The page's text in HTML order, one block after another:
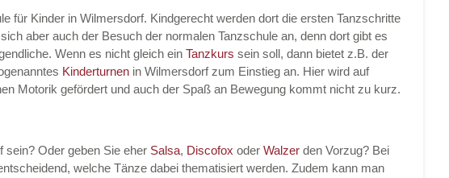
für Kinder in Wilmersdorf. Kindgerecht werden dort die ersten Tanzschritte
aber auch der Besuch der normalen Tanzschule an, denn dort gibt es
Wenn es nicht gleich ein Tanzkurs sein soll, dann bietet z.B. der
Kinderturnen in Wilmersdorf zum Einstieg an. Hier wird auf
Motorik gefördert und auch der Spaß an Bewegung kommt nicht zu kurz.
sein? Oder geben Sie eher Salsa, Discofox oder Walzer den Vorzug? Bei
welche Tänze dabei thematisiert werden. Zudem kann man